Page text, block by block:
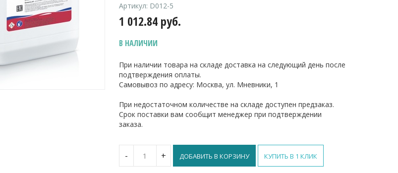
Артикул: D012-5
1 012.84 руб.
В НАЛИЧИИ
При наличии товара на складе доставка на следующий день после
подтверждения оплаты.
Самовывоз по адресу: Москва, ул. Мневники, 1
При недостаточном количестве на складе доступен предзаказ.
Срок поставки вам сообщит менеджер при подтверждении
заказа.
-
Dolphin
Sani-
+ ДОБАВИТЬ В КОРЗИНУ КУПИТЬ В 1 КЛИК